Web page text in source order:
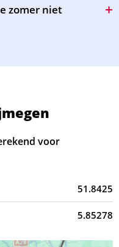
zomer niet
voor
51.8425
5.85278